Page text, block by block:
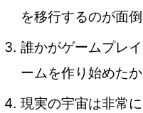
を移行するのが面
誰かがゲームプレ
ームを作り始めた
現実の宇宙は非常